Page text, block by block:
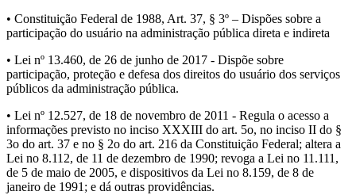
• Constituição Federal de 1988, Art. 37, § 3º – Dispões sobre a
participação do usuário na administração pública direta e indireta
• Lei nº 13.460, de 26 de junho de 2017 - Dispõe sobre
participação, proteção e defesa dos direitos do usuário dos serviços
públicos da administração pública.
• Lei nº 12.527, de 18 de novembro de 2011 - Regula o acesso a
informações previsto no inciso XXXIII do art. 5o, no inciso II do §
3o do art. 37 e no § 2o do art. 216 da Constituição Federal; altera a
Lei no 8.112, de 11 de dezembro de 1990; revoga a Lei no 11.111,
de 5 de maio de 2005, e dispositivos da Lei no 8.159, de 8 de
janeiro de 1991; e dá outras providências.